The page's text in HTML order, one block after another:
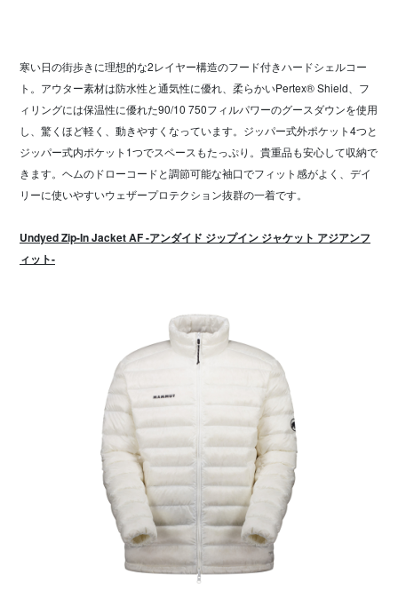
寒い日の街歩きに理想的な2レイヤー構造のフード付きハードシェルコー
ト。アウター素材は防水性と通気性に優れ、柔らかいPertex® Shield、フ
ィリングには保温性に優れた90/10 750フィルパワーのグースダウンを使用
し、驚くほど軽く、動きやすくなっています。ジッパー式外ポケット4つと
ジッパー式内ポケット1つでスペースもたっぷり。貴重品も安心して収納で
きます。ヘムのドローコードと調節可能な袖口でフィット感がよく、デイ
リーに使いやすいウェザープロテクション抜群の一着です。
Undyed Zip-In Jacket AF -アンダイド ジップイン ジャケット アジアンフ
ィット-